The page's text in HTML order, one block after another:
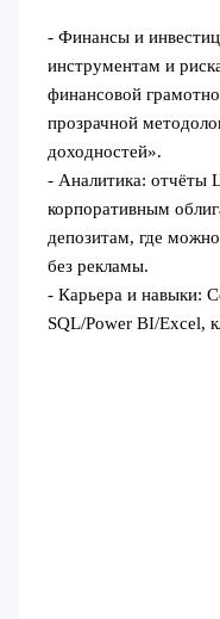
- Финансы и
инструментам и
финансовой
прозрачной
доходностей».
- Аналитика:
корпоративным
депозитам, где
без рекламы.
- Карьера и навыки:
SQL/Power BI/Excel,